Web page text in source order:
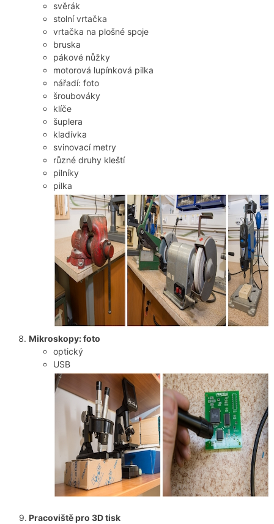
svěrák
stolní vrtačka
vrtačka na plošné spoje
bruska
pákové nůžky
motorová lupínková pilka
nářadí: foto
šroubováky
klíče
šuplera
kladívka
svinovací metry
různé druhy kleští
pilníky
pilka
Mikroskopy: foto
optický
USB
9. Pracoviště pro 3D tisk